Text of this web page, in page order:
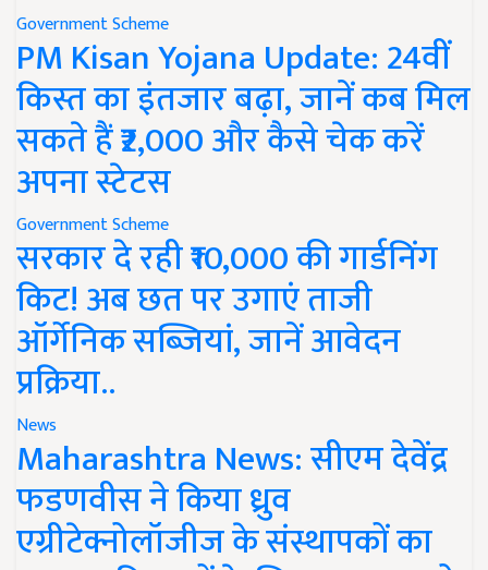
Government Scheme
PM Kisan Yojana Update: 24वीं
किस्त का इंतजार बढ़ा, जानें कब मिल
सकते हैं ₹2,000 और कैसे चेक करें
अपना स्टेटस
Government Scheme
सरकार दे रही ₹10,000 की गार्डनिंग
किट! अब छत पर उगाएं ताजी
ऑर्गेनिक सब्जियां, जानें आवेदन
प्रक्रिया..
News
Maharashtra News: सीएम देवेंद्र
फडणवीस ने किया ध्रुव
एग्रीटेक्नोलॉजीज के संस्थापकों का